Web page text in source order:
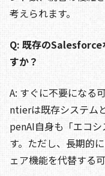
考えられます。
Q: 既存のSalesforce
すか？
A: すぐに不要になる
ntierは既存システム
penAI自身も「エコ
す。ただし、長期的
ェア機能を代替する